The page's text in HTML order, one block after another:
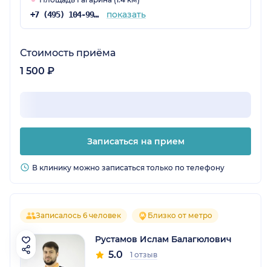
+7 (495) 104-99-85 показать
Стоимость приёма
1 500 ₽
Записаться на прием
В клинику можно записаться только по телефону
Записалось 6 человек Близко от метро
Рустамов Ислам Балагюлович
5.0 1 отзыв